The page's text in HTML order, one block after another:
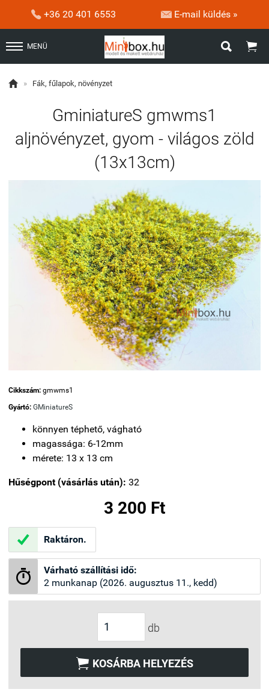
 +36 20 401 6553  E-mail küldés »
MENÜ  
 » Fák, fűlapok, növényzet
GminiatureS gmwms1
aljnövényzet, gyom - világos zöld
(13x13cm)
Cikkszám: gmwms1
Gyártó: GMiniatureS
könnyen téphető, vágható
magassága: 6-12mm
mérete: 13 x 13 cm
Hűségpont (vásárlás után): 32
3 200 Ft
 Raktáron.

Várható szállítási idő:
2 munkanap (2026. augusztus 11., kedd)
db
 KOSÁRBA HELYEZÉS